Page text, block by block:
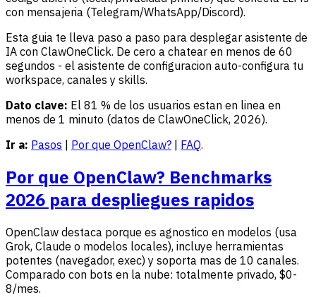
con mensajeria (Telegram/WhatsApp/Discord).
Esta guia te lleva paso a paso para desplegar asistente de
IA con ClawOneClick. De cero a chatear en menos de 60
segundos - el asistente de configuracion auto-configura tu
workspace, canales y skills.
Dato clave: El 81 % de los usuarios estan en linea en
menos de 1 minuto (datos de ClawOneClick, 2026).
Ir a: Pasos | Por que OpenClaw? | FAQ.
Por que OpenClaw? Benchmarks
2026 para despliegues rapidos
OpenClaw destaca porque es agnostico en modelos (usa
Grok, Claude o modelos locales), incluye herramientas
potentes (navegador, exec) y soporta mas de 10 canales.
Comparado con bots en la nube: totalmente privado, $0-
8/mes.